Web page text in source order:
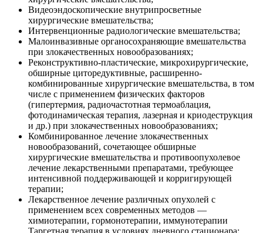
Видеоэндоскопические внутрипросветные
хирургические вмешательства;
Интервенционные радиологические вмешательства;
Малоинвазивные органосохраняющие вмешательства
при злокачественных новообразованиях;
Реконструктивно-пластические, микрохирургические,
обширные циторедуктивные, расширенно-
комбинированные хирургические вмешательства, в том
числе с применением физических факторов
(гипертермия, радиочастотная термоаблация,
фотодинамическая терапия, лазерная и криодеструкция
и др.) при злокачественных новообразованиях;
Комбинированное лечение злокачественных
новообразований, сочетающее обширные
хирургические вмешательства и противоопухолевое
лечение лекарственными препаратами, требующее
интенсивной поддерживающей и корригирующей
терапии;
Лекарственное лечение различных опухолей с
применением всех современных методов —
химиотерапии, гормонотерапии, иммунотерапии
Таргетная терапия в условиях дневного стационара;